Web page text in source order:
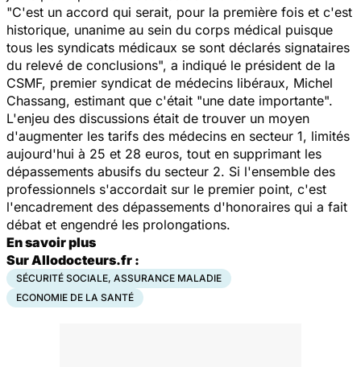
"C'est un accord qui serait, pour la première fois et c'est
historique, unanime au sein du corps médical puisque
tous les syndicats médicaux se sont déclarés signataires
du relevé de conclusions", a indiqué le président de la
CSMF, premier syndicat de médecins libéraux, Michel
Chassang, estimant que c'était "une date importante".
L'enjeu des discussions était de trouver un moyen
d'augmenter les tarifs des médecins en secteur 1, limités
aujourd'hui à 25 et 28 euros, tout en supprimant les
dépassements abusifs du secteur 2. Si l'ensemble des
professionnels s'accordait sur le premier point, c'est
l'encadrement des dépassements d'honoraires qui a fait
débat et engendré les prolongations.
En savoir plus
Sur Allodocteurs.fr :
SÉCURITÉ SOCIALE, ASSURANCE MALADIE
ECONOMIE DE LA SANTÉ